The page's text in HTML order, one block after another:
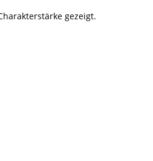
gezeigt.